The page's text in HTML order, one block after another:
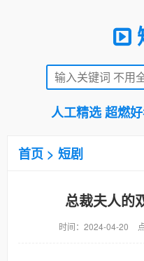
人工精选 超燃
首页 > 短剧
总裁夫人的
时间：2024-04-20